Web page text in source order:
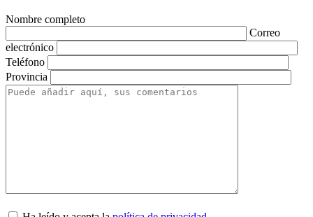
Nombre completo
Correo
electrónico
Teléfono
Provincia